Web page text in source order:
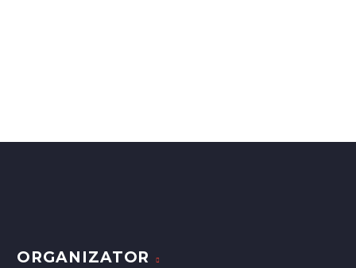
Chór Camerata Santa Cecilia z
ORGANIZATOR